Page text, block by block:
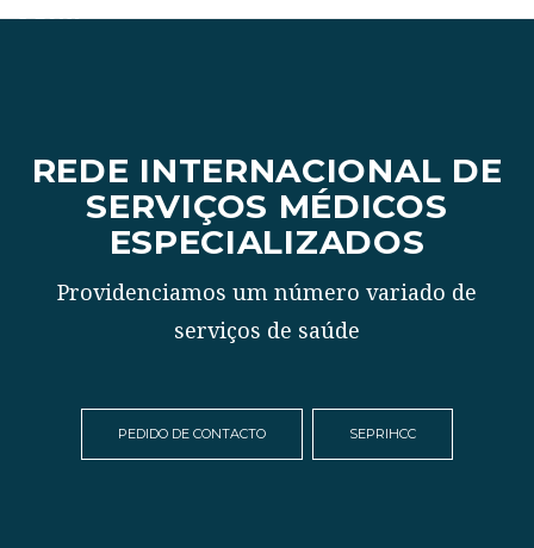
REDE INTERNACIONAL DE
SERVIÇOS MÉDICOS
ESPECIALIZADOS
Providenciamos um número variado de
serviços de saúde
PEDIDO DE CONTACTO SEPRIHCC